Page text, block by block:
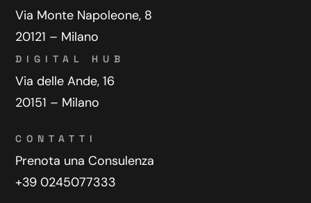
Via Monte Napoleone, 8
20121 – Milano
DIGITAL HUB
Via delle Ande, 16
20151 – Milano
CONTATTI
Prenota una Consulenza
+39 0245077333